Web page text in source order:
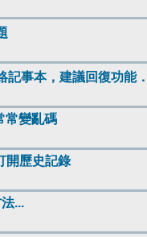
記事本，建議回復功能．
常變亂碼
開歷史記錄
...